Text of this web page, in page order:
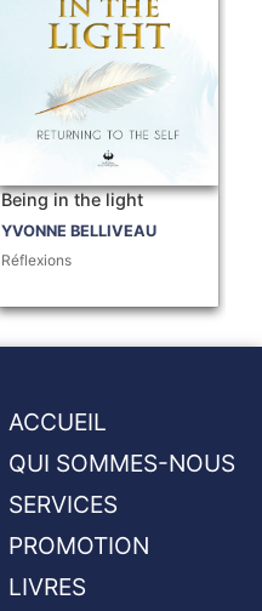
Being in the light
YVONNE BELLIVEAU
Réflexions
ACCUEIL
QUI SOMMES-NOUS
SERVICES
PROMOTION
LIVRES